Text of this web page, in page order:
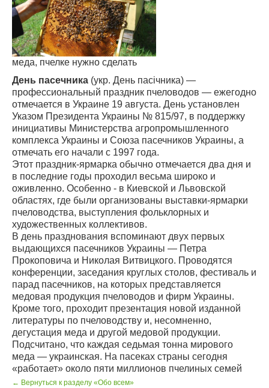
меда, пчелке нужно сделать
День пасечника (укр. День пасічника) —
профессиональный праздник пчеловодов — ежегодно
отмечается в Украине 19 августа. День установлен
Указом Президента Украины № 815/97, в поддержку
инициативы Министерства агропромышленного
комплекса Украины и Союза пасечников Украины, а
отмечать его начали с 1997 года.
Этот праздник-ярмарка обычно отмечается два дня и
в последние годы проходил весьма широко и
оживленно. Особенно - в Киевской и Львовской
областях, где были организованы выставки-ярмарки
пчеловодства, выступления фольклорных и
художественных коллективов.
В день празднования вспоминают двух первых
выдающихся пасечников Украины — Петра
Прокоповича и Николая Витвицкого. Проводятся
конференции, заседания круглых столов, фестиваль и
парад пасечников, на которых представляется
медовая продукция пчеловодов и фирм Украины.
Кроме того, проходит презентация новой изданной
литературы по пчеловодству и, несомненно,
дегустация меда и другой медовой продукции.
Подсчитано, что каждая седьмая тонна мирового
меда — украинская. На пасеках страны сегодня
«работает» около пяти миллионов пчелиных семей
← Вернуться к разделу «Обо всем»